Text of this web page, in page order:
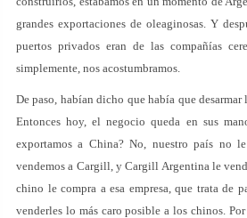
grandes exportaciones de oleaginosas. Y
puertos privados eran de las compañías
simplemente, nos acostumbramos.
De paso, habían dicho que había que
Entonces hoy, el negocio queda en sus
exportamos a China? No, nuestro país no
vendemos a Cargill, y Cargill Argentina le
chino le compra a esa empresa, que trata de
venderles lo más caro posible a los chinos.